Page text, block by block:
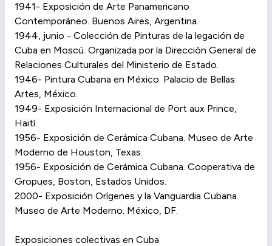
1941- Exposición de Arte Panamericano
Contemporáneo. Buenos Aires, Argentina.
1944, junio - Colección de Pinturas de la legación de
Cuba en Moscú. Organizada por la Dirección General de
Relaciones Culturales del Ministerio de Estado.
1946- Pintura Cubana en México. Palacio de Bellas
Artes, México.
1949- Exposición Internacional de Port aux Prince,
Haití.
1956- Exposición de Cerámica Cubana. Museo de Arte
Moderno de Houston, Texas.
1956- Exposición de Cerámica Cubana. Cooperativa de
Gropues, Boston, Estados Unidos.
2000- Exposición Orígenes y la Vanguardia Cubana.
Museo de Arte Moderno. México, DF.
Exposiciones colectivas en Cuba